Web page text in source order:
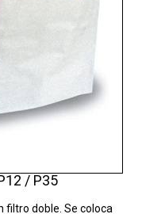
/ P35
filtro doble. Se coloca